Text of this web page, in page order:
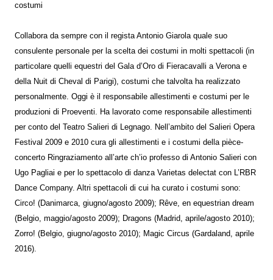
costumi
Collabora da sempre con il regista Antonio Giarola quale suo
consulente personale per la scelta dei costumi in molti spettacoli (in
particolare quelli equestri del Gala d’Oro di Fieracavalli a Verona e
della Nuit di Cheval di Parigi), costumi che talvolta ha realizzato
personalmente. Oggi è il responsabile allestimenti e costumi per le
produzioni di Proeventi. Ha lavorato come responsabile allestimenti
per conto del Teatro Salieri di Legnago. Nell’ambito del Salieri Opera
Festival 2009 e 2010 cura gli allestimenti e i costumi della pièce-
concerto Ringraziamento all’arte ch’io professo di Antonio Salieri con
Ugo Pagliai e per lo spettacolo di danza Varietas delectat con L’RBR
Dance Company. Altri spettacoli di cui ha curato i costumi sono:
Circo! (Danimarca, giugno/agosto 2009); Rêve, en equestrian dream
(Belgio, maggio/agosto 2009); Dragons (Madrid, aprile/agosto 2010);
Zorro! (Belgio, giugno/agosto 2010); Magic Circus (Gardaland, aprile
2016).